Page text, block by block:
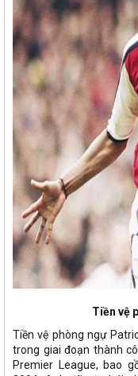
Tiền vệ
Tiền vệ phòng ngự
trong giai đoạn thành
Premier League, bao